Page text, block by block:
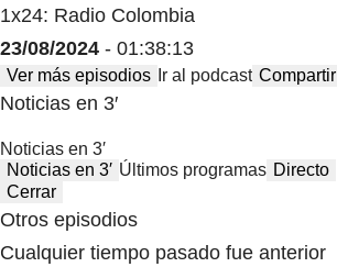
1x24: Radio Colombia
23/08/2024 - 01:38:13
Ver más episodios Ir al podcast Compartir
Noticias en 3′
Noticias en 3′
Noticias en 3′ Últimos programas Directo
Cerrar
Otros episodios
Cualquier tiempo pasado fue anterior